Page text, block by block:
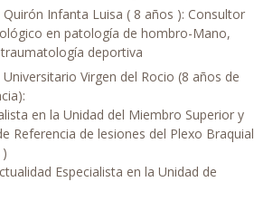
Quirón Infanta Luisa ( 8 años ): Consultor
en patología de hombro-Mano,
deportiva
Virgen del Rocio (8 años de
en la Unidad del Miembro Superior y
Referencia de lesiones del Plexo Braquial
Especialista en la Unidad de